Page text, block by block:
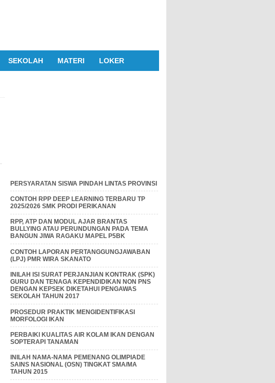
SEKOLAH MATERI LOKER
PERSYARATAN SISWA PINDAH LINTAS PROVINSI
CONTOH RPP DEEP LEARNING TERBARU TP
2025/2026 SMK PRODI PERIKANAN
RPP, ATP DAN MODUL AJAR BRANTAS
BULLYING ATAU PERUNDUNGAN PADA TEMA
BANGUN JIWA RAGAKU MAPEL P5BK
CONTOH LAPORAN PERTANGGUNGJAWABAN
(LPJ) PMR WIRA SKANATO
INILAH ISI SURAT PERJANJIAN KONTRAK (SPK)
GURU DAN TENAGA KEPENDIDIKAN NON PNS
DENGAN KEPSEK DIKETAHUI PENGAWAS
SEKOLAH TAHUN 2017
PROSEDUR PRAKTIK MENGIDENTIFIKASI
MORFOLOGI IKAN
PERBAIKI KUALITAS AIR KOLAM IKAN DENGAN
SOPTERAPI TANAMAN
INILAH NAMA-NAMA PEMENANG OLIMPIADE
SAINS NASIONAL (OSN) TINGKAT SMA/MA
TAHUN 2015